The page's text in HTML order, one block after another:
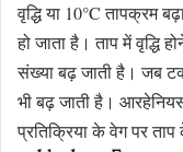
वृद्धि या 10°C तापक्रम
हो जाता है। ताप में वृद्धि
संख्या बढ़ जाती है। जब
भी बढ़ जाती है।
प्रतिक्रिया के वेग पर ताप